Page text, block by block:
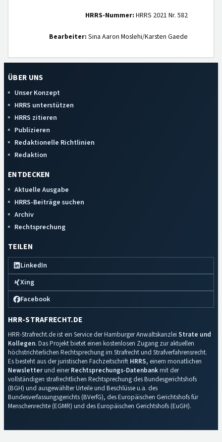
HRRS-Nummer: HRRS 2021 Nr. 582
Bearbeiter: Sina Aaron Moslehi/Karsten Gaede
ÜBER UNS
Unser Konzept
HRRS unterstützen
HRRS zitieren
Publizieren
Redaktionelle Richtlinien
Redaktion
ENTDECKEN
Aktuelle Ausgabe
HRRS-Beiträge suchen
Archiv
Rechtsprechung
TEILEN
LinkedIn
Xing
Facebook
HRR-STRAFRECHT.DE
HRR-Strafrecht.de ist ein Service der Hamburger Anwaltskanzlei Strate und
Kollegen. Das Projekt bietet einen kostenlosen Zugang zur aktuellen
höchstrichterlichen Rechtsprechung im Strafrecht und Strafverfahrensrecht.
Es besteht aus der juristischen Fachzeitschrift HRRS, einem monatlichen
Newsletterund einerRechtsprechungs-Datenbankmit der
vollständigen strafrechtlichen Rechtsprechung des Bundesgerichtshofs
(BGH) und ausgewählter Urteile und Beschlüsse u.a. des
Bundesverfassungsgerichts (BVerfG), des Europäischen Gerichtshofs für
Menschenrechte (EGMR) und des Europäischen Gerichtshofs (EuGH).